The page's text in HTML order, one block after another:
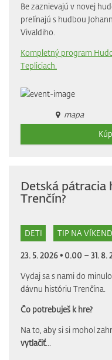
Be zaznievajú v novej
prelínajú s hudbou
Vivaldiho.
Kompletný program
Tepliciach.
mapa
Detská pátracia
Trenčín?
DETI TIP NA VÍKEND
23. 5. 2026 • 0.00 – 31. 8.
Vydaj sa s nami do
dávnu históriu Trenčína.
Čo potrebuješ k hre?
Na to, aby si si mohol
vytlačiť...